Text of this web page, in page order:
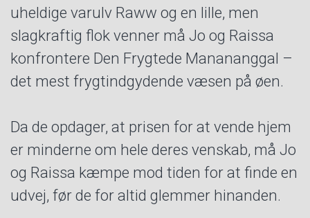
uheldige varulv Raww og en lille, men
slagkraftig flok venner må Jo og Raissa
konfrontere Den Frygtede Manananggal –
det mest frygtindgydende væsen på øen.
Da de opdager, at prisen for at vende hjem
er minderne om hele deres venskab, må Jo
og Raissa kæmpe mod tiden for at finde en
udvej, før de for altid glemmer hinanden.